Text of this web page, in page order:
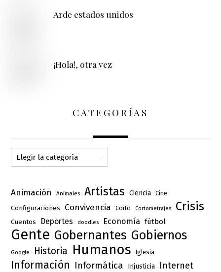
Arde estados unidos
¡Hola!, otra vez
CATEGORÍAS
Categorías
Animación Animales Artistas Ciencia Cine
Configuraciones Convivencia Corto Cortometrajes Crisis
Cuentos Deportes doodles Economía fútbol
Gente Gobernantes Gobiernos
Google Historia Humanos Iglesia
Información Informática Injusticia Internet